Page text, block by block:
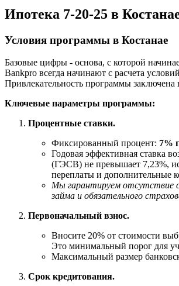
Ипотека 7-20-25 в
Условия программы в Костанае
Базовые цифры - основа, с которой
Bankpro всегда начинают с расчета
Привлекательность программы заключена
Ключевые параметры программы:
Процентные ставки.
Фиксированный процент: 7%
Годовая эффективная ставка
(ГЭСВ) не превышает 7,23%,
переплаты и дополнительные
Мы гарантируем отсутствие
займа и обязательного
Первоначальный взнос.
Вносите 20% от стоимости
Это минимальный порог для
Максимальный размер
Срок кредитования.